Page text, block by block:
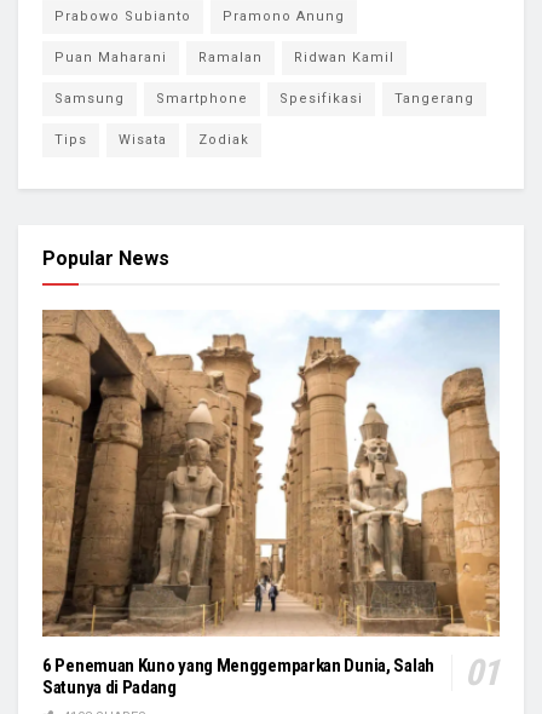
Prabowo Subianto Pramono Anung
Puan Maharani Ramalan Ridwan Kamil
Samsung Smartphone Spesifikasi Tangerang
Tips Wisata Zodiak
Popular News
6 Penemuan Kuno yang Menggemparkan Dunia, Salah
Satunya di Padang